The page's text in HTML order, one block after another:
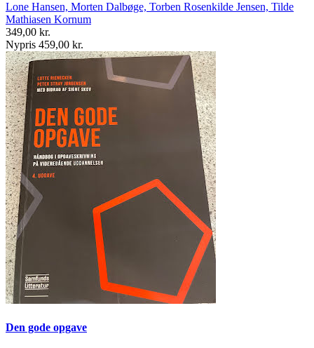
Lone Hansen, Morten Dalbøge, Torben Rosenkilde Jensen, Tilde
Mathiasen Kornum
349,00 kr.
Nypris 459,00 kr.
Den gode opgave